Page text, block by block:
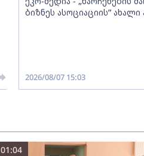
ბიზნეს ასოციაციის”
2026/08/07 15:03
01:04